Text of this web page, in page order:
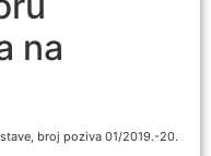
na
broj poziva 01/2019.-20.